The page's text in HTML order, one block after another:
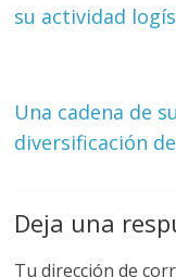
su actividad
Una cadena de
diversificación
Deja una
Tu dirección de